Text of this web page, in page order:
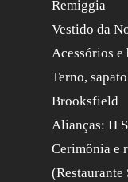
Remiggia
Vestido da
Acessórios
Terno,
Brooksfield
Alianças: H
Cerimônia e
(Restaurante